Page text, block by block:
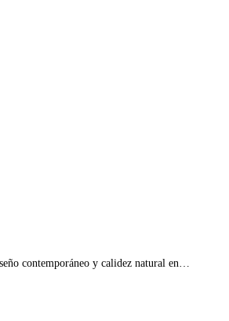
contemporáneo y calidez natural en…